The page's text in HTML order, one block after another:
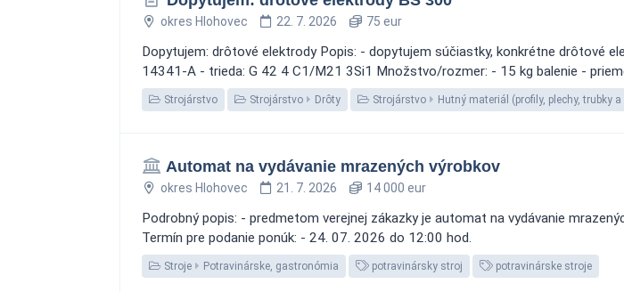
okres Hlohovec 22. 7. 2026 75 eur
Dopytujem: drôtové elektrody Popis: - dopytujem súčiastky, konkrétne drôtové
14341-A - trieda: G 42 4 C1/M21 3Si1 Množstvo/rozmer: - 15 kg balenie -
Strojárstvo Strojárstvo Drôty Strojárstvo Hutný materiál (profily, plechy, trubky a
Automat na vydávanie mrazených výrobkov
okres Hlohovec 21. 7. 2026 14 000 eur
Podrobný popis: - predmetom verejnej zákazky je automat na vydávanie
Termín pre podanie ponúk: - 24. 07. 2026 do 12:00 hod.
Stroje Potravinárske, gastronómia potravinársky stroj potravinárske stroje